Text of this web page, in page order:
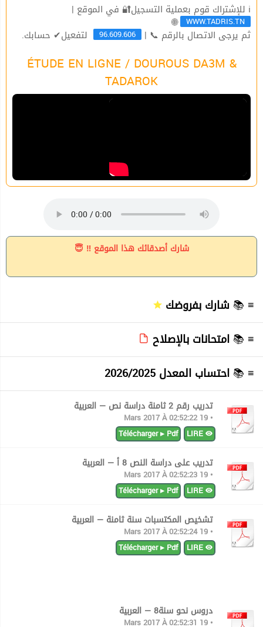
ℹ للإشتراك قوم بعملية التسجيل🔐 في الموقع |
WWW.TADRIS.TN
🌐
ثم يرجى الاتصال بالرقم 📞 | 96.609.606 لتفعيل✔ حسابك.
ÉTUDE EN LIGNE / DOUROUS DA3M &
TADAROK
شارك أصدقائك هذا الموقع ‼ 😇
≡ 📚 شارك بفروضك
≡ 📚 امتحانات بالإصلاح
≡ 📚 احتساب المعدل 2026/2025
تدريب رقم 2 ثامنة دراسة نص — العربية
• 19 Mars 2017 À 02:52:22
Télécharger ▸ Pdf
تدريب على دراسة النص 8 أ — العربية
• 19 Mars 2017 À 02:52:23
Télécharger ▸ Pdf
تشخيص المكتسبات سنة ثامنة — العربية
• 19 Mars 2017 À 02:52:24
Télécharger ▸ Pdf
دروس نحو سنة8 — العربية
• 19 Mars 2017 À 02:52:31